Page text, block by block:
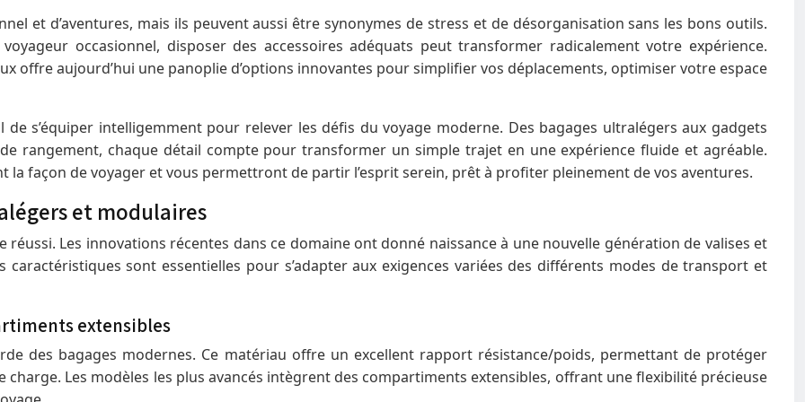
et d’aventures, mais ils peuvent aussi être synonymes de stress et de désorganisation sans les bons outils.
occasionnel, disposer des accessoires adéquats peut transformer radicalement votre expérience.
offre aujourd’hui une panoplie d’options innovantes pour simplifier vos déplacements, optimiser votre espace
s’équiper intelligemment pour relever les défis du voyage moderne. Des bagages ultralégers aux gadgets
rangement, chaque détail compte pour transformer un simple trajet en une expérience fluide et agréable.
la façon de voyager et vous permettront de partir l’esprit serein, prêt à profiter pleinement de vos aventures.
et modulaires
Les innovations récentes dans ce domaine ont donné naissance à une nouvelle génération de valises et
sont essentielles pour s’adapter aux exigences variées des différents modes de transport et
extensibles
des bagages modernes. Ce matériau offre un excellent rapport résistance/poids, permettant de protéger
Les modèles les plus avancés intègrent des compartiments extensibles, offrant une flexibilité précieuse